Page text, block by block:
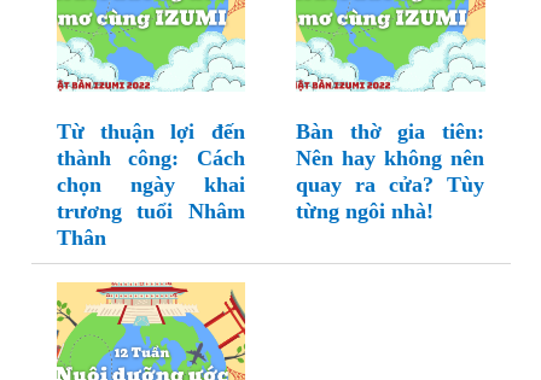
Từ thuận lợi đến
thành công: Cách
chọn ngày khai
trương tuổi Nhâm
Thân
Bàn thờ gia tiên:
Nên hay không nên
quay ra cửa? Tùy
từng ngôi nhà!